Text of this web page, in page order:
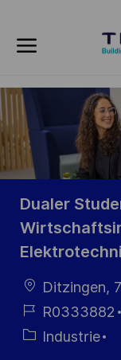
-
Dualer
localisation
Ditzingen,
Référence
du poste
R0333882
Catégorie
Industrie